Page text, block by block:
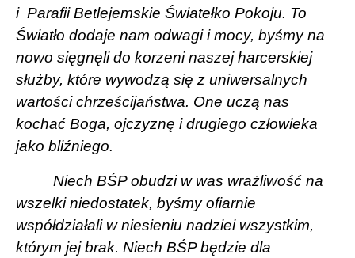
i Parafii Betlejemskie Światełko Pokoju. To
Światło dodaje nam odwagi i mocy, byśmy na
nowo sięgnęli do korzeni naszej harcerskiej
służby, które wywodzą się z uniwersalnych
wartości chrześcijaństwa. One uczą nas
kochać Boga, ojczyznę i drugiego człowieka
jako bliźniego.
Niech BŚP obudzi w was wrażliwość na
wszelki niedostatek, byśmy ofiarnie
współdziałali w niesieniu nadziei wszystkim,
którym jej brak. Niech BŚP będzie dla